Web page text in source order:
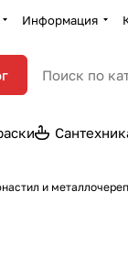
Информация
и